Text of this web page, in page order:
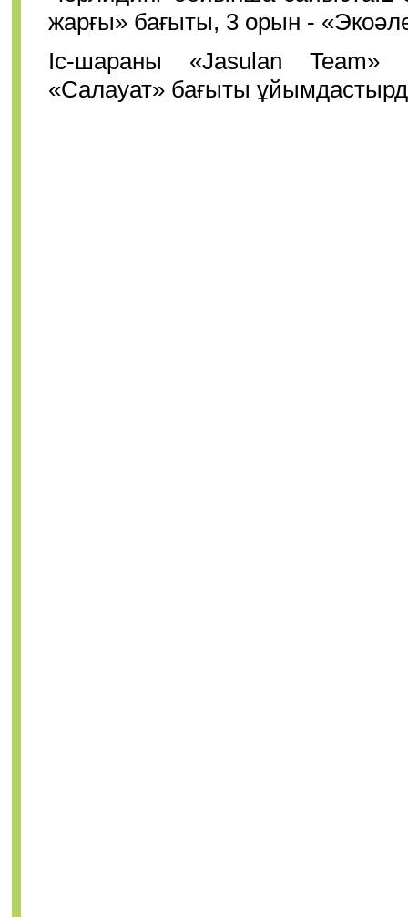
жарғы» бағыты, 3 орын - «
Іс-шараны «Jasulan Team»
«Салауат» бағыты